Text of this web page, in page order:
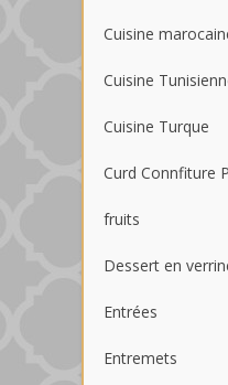
Cuisine
Cuisine
Cuisine Turque
Curd Connfiture
fruits
Dessert en
Entrées
Entremets